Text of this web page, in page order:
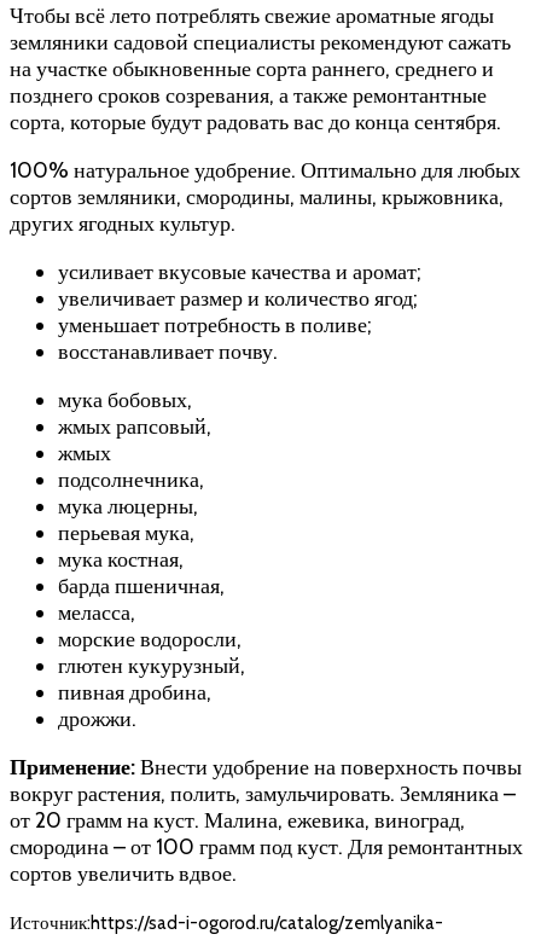
Чтобы всё лето потреблять свежие ароматные ягоды
земляники садовой специалисты рекомендуют сажать
на участке обыкновенные сорта раннего, среднего и
позднего сроков созревания, а также ремонтантные
сорта, которые будут радовать вас до конца сентября.
100% натуральное удобрение. Оптимально для любых
сортов земляники, смородины, малины, крыжовника,
других ягодных культур.
усиливает вкусовые качества и аромат;
увеличивает размер и количество ягод;
уменьшает потребность в поливе;
восстанавливает почву.
мука бобовых,
жмых рапсовый,
жмых
подсолнечника,
мука люцерны,
перьевая мука,
мука костная,
барда пшеничная,
меласса,
морские водоросли,
глютен кукурузный,
пивная дробина,
дрожжи.
Применение:Внести удобрение на поверхность почвы
вокруг растения, полить, замульчировать. Земляника –
от 20 грамм на куст. Малина, ежевика, виноград,
смородина – от 100 грамм под куст. Для ремонтантных
сортов увеличить вдвое.
Источник:https://sad-i-ogorod.ru/catalog/zemlyanika-